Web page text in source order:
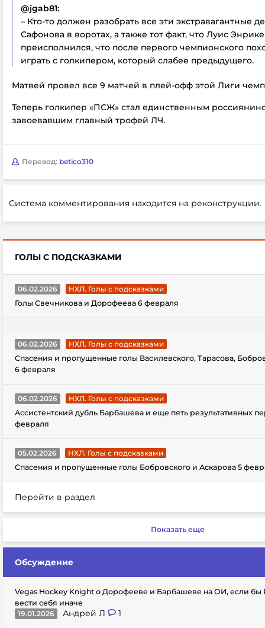
@jgab81:
– Кто-то должен разобрать все эти экстравагантные
Сафонова в воротах, а также тот факт, что Луис Энрике
преисполнился, что после первого чемпионского
играть с голкипером, который слабее предыдущего.
Матвей провел все 9 матчей в плей-офф этой Лиги
Теперь голкипер «ПСЖ» стал единственным
завоевавшим главный трофей ЛЧ.
Перевод: betico310
Система комментирования находится на реконструкции.
ГОЛЫ С ПОДСКАЗКАМИ
06.02.2026
НХЛ. Голы с подсказками
Голы Свечникова и Дорофеева 6 февраля
06.02.2026
НХЛ. Голы с подсказками
Спасения и пропущенные голы Василевского, Тарасова,
6 февраля
06.02.2026
НХЛ. Голы с подсказками
Ассистентский дубль Барбашева и еще пять результативных
февраля
05.02.2026
НХЛ. Голы с подсказками
Спасения и пропущенные голы Бобровского и Аскарова 5
Перейти в раздел
Показать еще
Обсуждение
Vegas Hockey Knight о Дорофееве и Барбашеве на ОИ, если бы
вести себя иначе
19.01.2026
Андрей Л 1